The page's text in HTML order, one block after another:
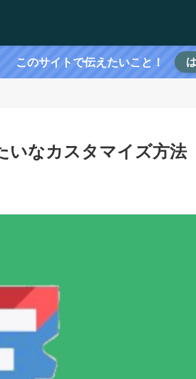
このサイトで伝えたいこと！
いなカスタマイズ方法